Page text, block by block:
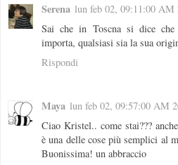
Serena lun feb 02, 09:11:00 AM
Sai che in Toscna si dice
importa, qualsiasi sia la sua
Rispondi
Maya lun feb 02, 09:57:00 AM
Ciao Kristel.. come stai???
è una delle cose più semplici al
Buonissima! un abbraccio